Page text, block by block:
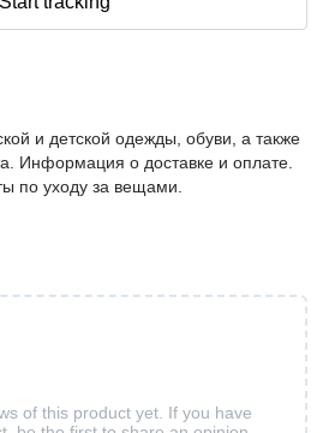
и детской одежды, обуви, а также
Информация о доставке и оплате.
по уходу за вещами.
of this product yet. If you have